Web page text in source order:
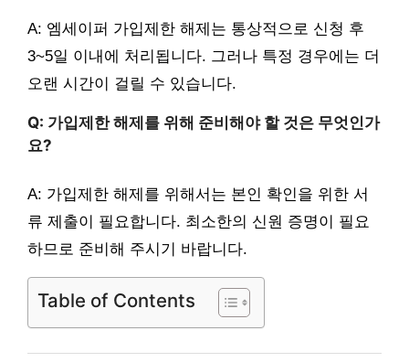
A: 엠세이퍼 가입제한 해제는 통상적으로 신청 후
3~5일 이내에 처리됩니다. 그러나 특정 경우에는 더
오랜 시간이 걸릴 수 있습니다.
Q: 가입제한 해제를 위해 준비해야 할 것은 무엇인가
요?
A: 가입제한 해제를 위해서는 본인 확인을 위한 서
류 제출이 필요합니다. 최소한의 신원 증명이 필요
하므로 준비해 주시기 바랍니다.
Table of Contents